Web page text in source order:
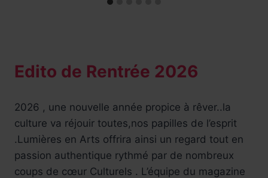
Edito de Rentrée 2026
2026 , une nouvelle année propice à rêver..la
culture va réjouir toutes,nos papilles de l’esprit
.Lumières en Arts offrira ainsi un regard tout en
passion authentique rythmé par de nombreux
coups de cœur Culturels . L’équipe du magazine